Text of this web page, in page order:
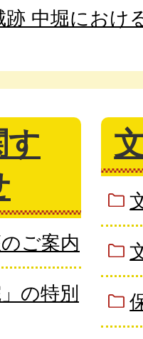
跡 中堀におけ
す
ご案内
の特別